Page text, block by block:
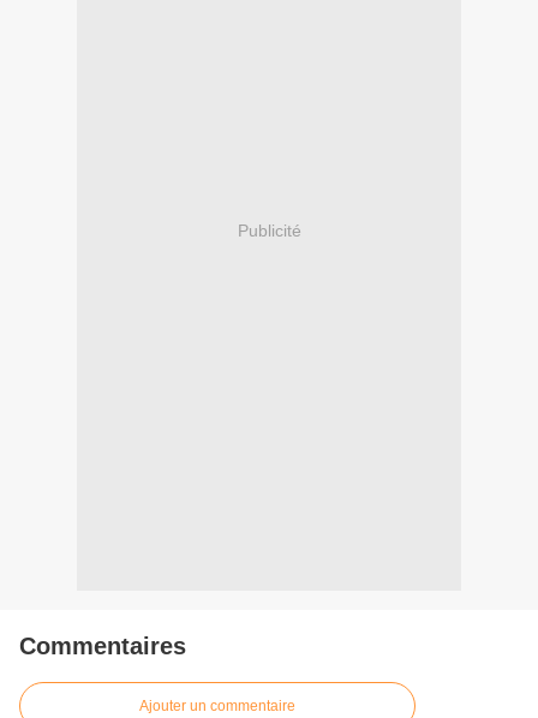
Publicité
Commentaires
Ajouter un commentaire